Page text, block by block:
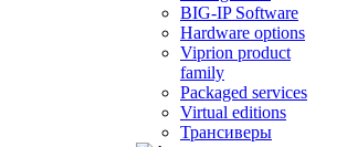
BIG-IP Software
Hardware options
Viprion product
family
Packaged services
Virtual editions
Трансиверы